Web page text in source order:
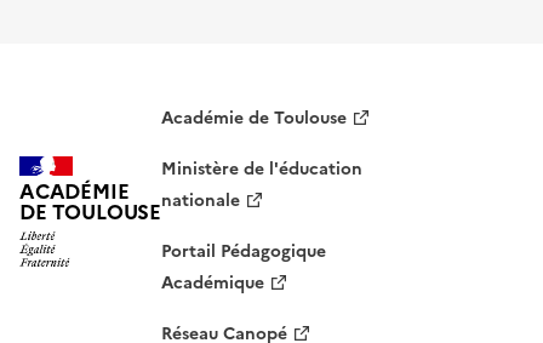
ACADÉMIE
DE TOULOUSE
Académie de Toulouse
Ministère de l'éducation
nationale
Portail Pédagogique
Académique
Réseau Canopé